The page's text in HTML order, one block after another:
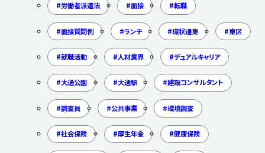
労働者派遣法 面接 転職
面接質問例 ランチ 環状通東 東区
就職活動 人材業界 デュアルキャリア
大通公園 大通駅 建設コンサルタント
調査員 公共事業 環境調査
社会保険 厚生年金 健康保険